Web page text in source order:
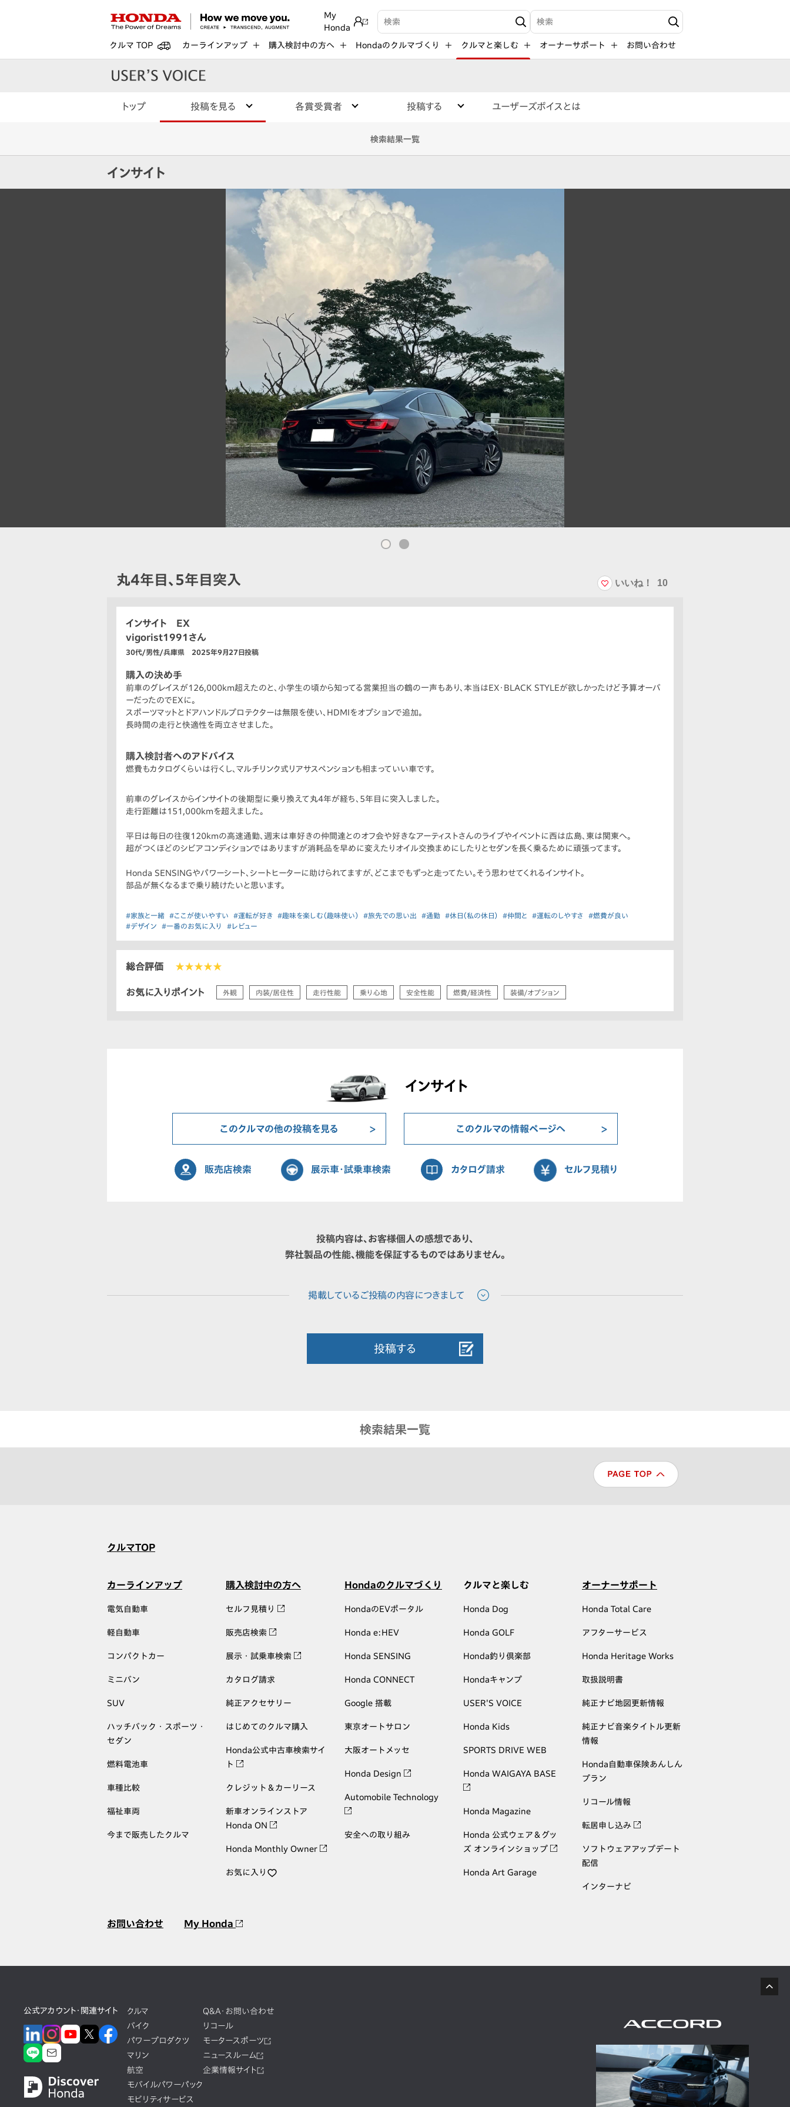
My
Honda
検索キーワード入力 検索キーワード入力
クルマ TOP カーラインアップ 購入検討中の方へ Hondaのクルマづくり クルマと楽しむ オーナーサポート お問い合わせ
トップ 投稿を見る 各賞受賞者 投稿する ユーザーズボイスとは
検索結果一覧
インサイト
丸4年目、5年目突入 いいね！ 10
インサイト EX
vigorist1991さん
30代/男性/兵庫県 2025年9月27日投稿
購入の決め手
前車のグレイスが126,000km超えたのと、小学生の頃から知ってる営業担当の鶴の一声もあり、本当はEX・BLACK STYLEが欲しかったけど予算オーバ
ーだったのでEXに。
スポーツマットとドアハンドルプロテクターは無限を使い、HDMIをオプションで追加。
長時間の走行と快適性を両立させました。
購入検討者へのアドバイス
燃費もカタログくらいは行くし、マルチリンク式リアサスペンションも相まっていい車です。
前車のグレイスからインサイトの後期型に乗り換えて丸4年が経ち、5年目に突入しました。
走行距離は151,000kmを超えました。
平日は毎日の往復120kmの高速通勤、週末は車好きの仲間達とのオフ会や好きなアーティストさんのライブやイベントに西は広島、東は関東へ。
超がつくほどのシビアコンディションではありますが消耗品を早めに変えたりオイル交換まめにしたりとセダンを長く乗るために頑張ってます。
Honda SENSINGやパワーシート、シートヒーターに助けられてますが、どこまでもずっと走ってたい。そう思わせてくれるインサイト。
部品が無くなるまで乗り続けたいと思います。
#家族と一緒 #ここが使いやすい #運転が好き #趣味を楽しむ（趣味使い） #旅先での思い出 #通勤 #休日（私の休日） #仲間と #運転のしやすさ
#燃費が良い
#デザイン
#一番のお気に入り #レビュー
総合評価 ★★★★★
お気に入りポイント 外観 内装/居住性 走行性能 乗り心地 安全性能 燃費/経済性 装備/オプション
インサイト
このクルマの他の投稿を見る このクルマの情報ページへ
販売店検索 展示車・試乗車検索 カタログ請求 セルフ見積り
投稿内容は、お客様個人の感想であり、
弊社製品の性能、機能を保証するものではありません。
投稿する
検索結果一覧
クルマTOP
カーラインアップ
電気自動車
軽自動車
コンパクトカー
ミニバン
SUV
ハッチバック・スポーツ・
セダン
燃料電池車
車種比較
福祉車両
今まで販売したクルマ
購入検討中の方へ
セルフ見積り
販売店検索
展示・試乗車検索
カタログ請求
純正アクセサリー
はじめてのクルマ購入
Honda公式中古車検索サイ
ト
クレジット＆カーリース
新車オンラインストア
Honda ON
Honda Monthly Owner
お気に入り
Hondaのクルマづくり
HondaのEVポータル
Honda e:HEV
Honda SENSING
Honda CONNECT
Google 搭載
東京オートサロン
大阪オートメッセ
Honda Design
Automobile Technology
安全への取り組み
クルマと楽しむ
Honda Dog
Honda GOLF
Honda釣り倶楽部
Hondaキャンプ
USER'S VOICE
Honda Kids
SPORTS DRIVE WEB
Honda WAIGAYA BASE
Honda Magazine
Honda 公式ウェア＆グッ
ズ オンラインショップ
Honda Art Garage
オーナーサポート
Honda Total Care
アフターサービス
Honda Heritage Works
取扱説明書
純正ナビ地図更新情報
純正ナビ音楽タイトル更新
情報
Honda自動車保険あんしん
プラン
リコール情報
転居申し込み
ソフトウェアアップデート
配信
インターナビ
お問い合わせ My Honda
公式アカウント・関連サイト
クルマ
バイク
パワープロダクツ
マリン
航空
モバイルパワーパック
モビリティサービス
Q&A・お問い合わせ
リコール
モータースポーツ
ニュースルーム
企業情報サイト